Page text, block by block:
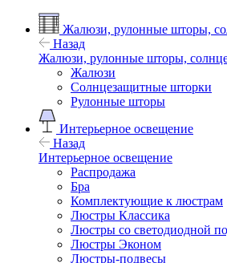
Жалюзи, рулонные шторы,
Назад
Жалюзи, рулонные шторы,
Жалюзи
Солнцезащитные шторки
Рулонные шторы
Интерьерное освещение
Назад
Интерьерное освещение
Распродажа
Бра
Комплектующие к люстрам
Люстры Классика
Люстры со светодиодной
Люстры Эконом
Люстры-подвесы